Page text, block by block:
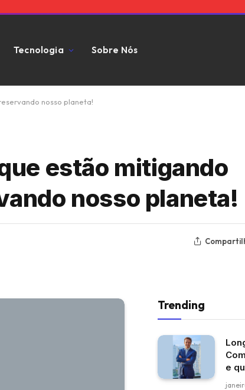
Tecnologia Sobre Nós
nosso planeta!
estão mitigando
nosso planeta!
Trending
e